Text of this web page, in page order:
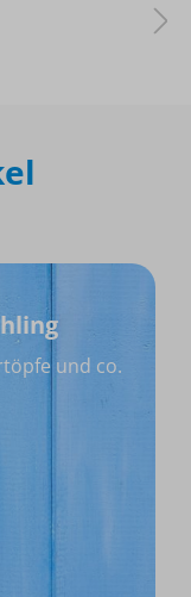
und co.